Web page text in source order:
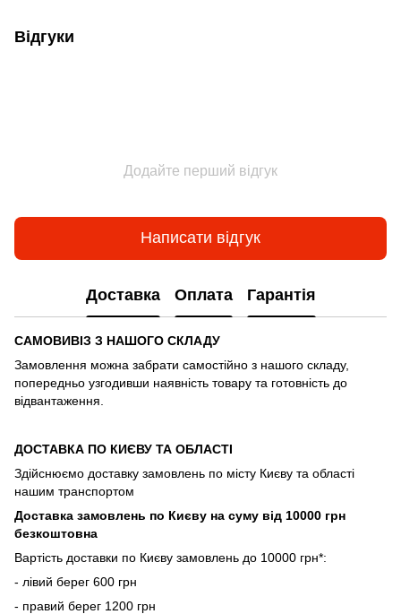
Відгуки
Додайте перший відгук
Написати відгук
Доставка Оплата Гарантія
САМОВИВІЗ З НАШОГО СКЛАДУ
Замовлення можна забрати самостійно з нашого складу,
попередньо узгодивши наявність товару та готовність до
відвантаження.
ДОСТАВКА ПО КИЄВУ ТА ОБЛАСТІ
Здійснюємо доставку замовлень по місту Києву та області
нашим транспортом
Доставка замовлень по Києву на суму від 10000 грн
безкоштовна
Вартість доставки по Києву замовлень до 10000 грн*:
- лівий берег 600 грн
- правий берег 1200 грн